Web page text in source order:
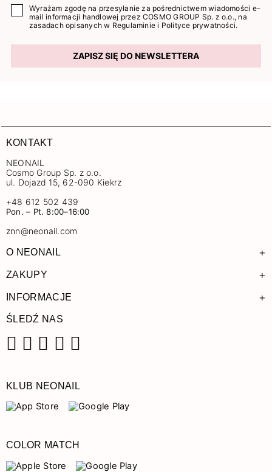
Wyrażam zgodę na przesyłanie za pośrednictwem wiadomości e-
mail informacji handlowej przez COSMO GROUP Sp. z o.o., na
zasadach opisanych w Regulaminie i Polityce prywatności.
ZAPISZ SIĘ DO NEWSLETTERA
KONTAKT
NEONAIL
Cosmo Group Sp. z o.o.
ul. Dojazd 15, 62-090 Kiekrz
+48 612 502 439
Pon. – Pt. 8:00–16:00
znn@neonail.com
O NEONAIL +
ZAKUPY +
INFORMACJE +
ŚLEDŹ NAS
KLUB NEONAIL
COLOR MATCH